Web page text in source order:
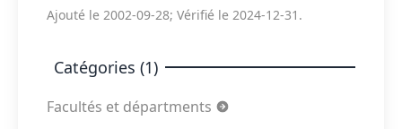
Ajouté le 2002-09-28; Vérifié le 2024-12-31.
Catégories (1)
Facultés et départments